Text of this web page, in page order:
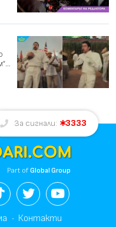
За сигнали: 3333
Part ofGlobal Group
Контакти